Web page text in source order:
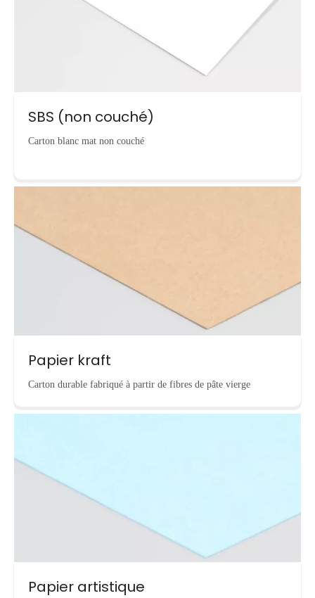
SBS (non couché)
Carton blanc mat non couché
Papier kraft
Carton durable fabriqué à partir de fibres de pâte vierge
Papier artistique